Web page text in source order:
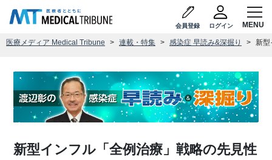
会員登録 ログイン
医療メディア Medical Tribune 連載・特集 感染症 早読み&深掘り 新型
新型インフル「全例治療」戦略の先見性